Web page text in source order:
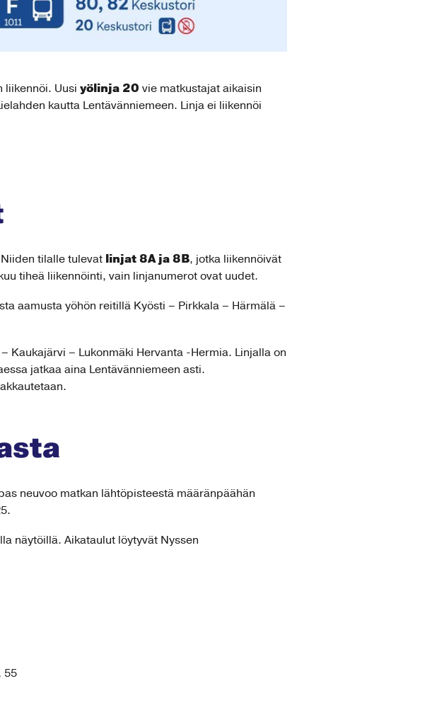
liikennöi. Uusi yölinja 20 vie matkustajat aikaisin
kautta Lentävänniemeen. Linja ei liikennöi
tilalle tulevat linjat 8A ja 8B, jotka liikennöivät
tiheä liikennöinti, vain linjanumerot ovat uudet.
aamusta yöhön reitillä Kyösti – Pirkkala – Härmälä –
Kaukajärvi – Lukonmäki Hervanta -Hermia. Linjalla on
jatkaa aina Lentävänniemeen asti.
neuvoo matkan lähtöpisteestä määränpäähän
näytöillä. Aikataulut löytyvät Nyssen
55